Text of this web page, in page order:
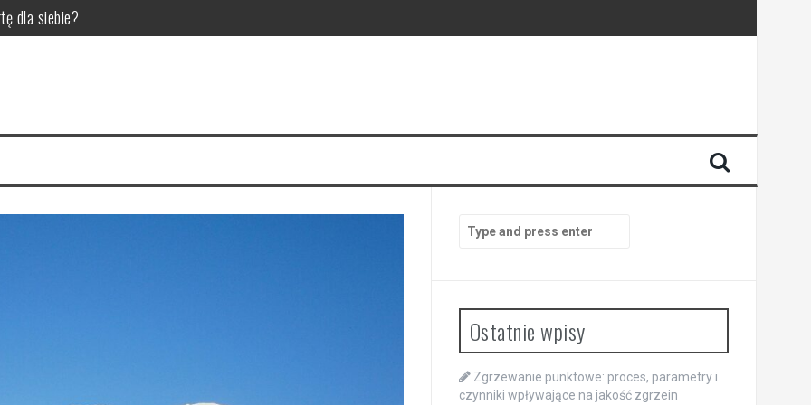
dla siebie?
pupila
do diety trzody chlewnej?
wpływające na jakość zgrzein
for:
Ostatnie wpisy
Zgrzewanie punktowe: proces, parametry i
czynniki wpływające na jakość zgrzein